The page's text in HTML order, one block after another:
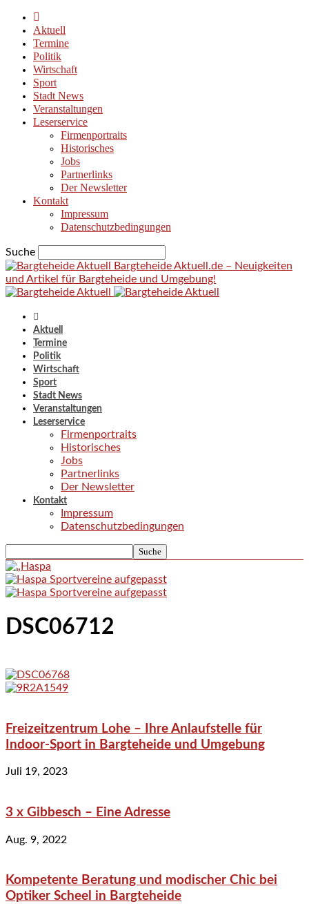
Aktuell
Termine
Politik
Wirtschaft
Sport
Stadt News
Veranstaltungen
Leserservice
Firmenportraits
Historisches
Jobs
Partnerlinks
Der Newsletter
Kontakt
Impressum
Datenschutzbedingungen
Suche
Bargteheide Aktuell.de – Neuigkeiten
und Artikel für Bargteheide und Umgebung!
Aktuell
Termine
Politik
Wirtschaft
Sport
Stadt News
Veranstaltungen
Leserservice
Firmenportraits
Historisches
Jobs
Partnerlinks
Der Newsletter
Kontakt
Impressum
Datenschutzbedingungen
DSC06712
Freizeitzentrum Lohe – Ihre Anlaufstelle für
Indoor-Sport in Bargteheide und Umgebung
Juli 19, 2023
3 x Gibbesch – Eine Adresse
Aug. 9, 2022
Kompetente Beratung und modischer Chic bei
Optiker Scheel in Bargteheide